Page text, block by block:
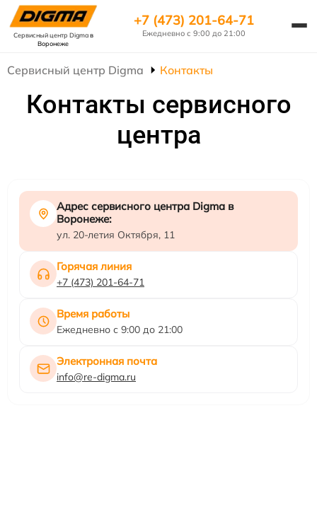
Сервисный центр Digmaв
Воронеже
+7 (473) 201-64-71
Ежедневно с 9:00 до 21:00
Сервисный центр Digma Контакты
Контакты сервисного
центра
Адрес сервисного центра Digma в
Воронеже:
ул. 20-летия Октября, 11
Горячая линия
+7 (473) 201-64-71
Время работы
Ежедневно с 9:00 до 21:00
Электронная почта
info@re-digma.ru